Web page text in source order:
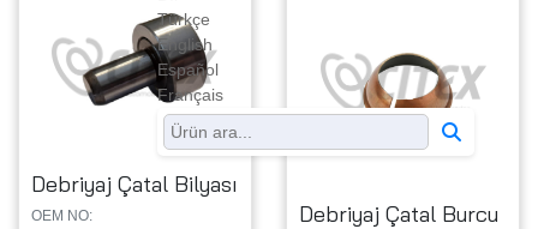
Türkçe
English
Español
Français
Debriyaj Çatal Bilyası
OEM NO:
Debriyaj Çatal Burcu